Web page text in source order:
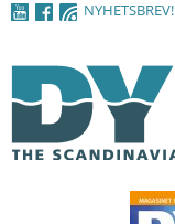
NYHETSBREV!
Hem
Tidningen